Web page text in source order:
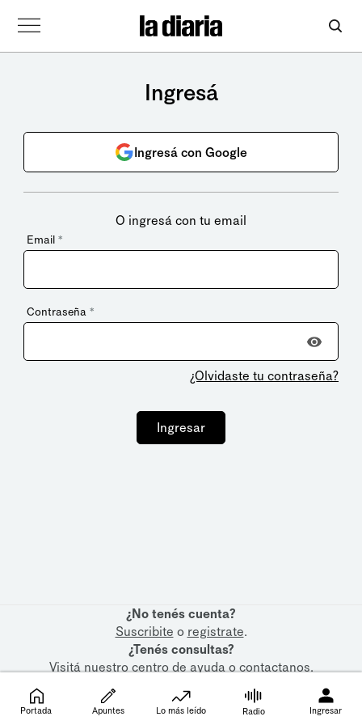
Ingresá
Ingresá con Google
O ingresá con tu email
Email *
Contraseña *
¿Olvidaste tu contraseña?
Ingresar
¿No tenés cuenta?
Suscribite o registrate.
¿Tenés consultas?
Visitá nuestrocentro de ayudaocontactanos.
Portada Apuntes Lo más leído Radio Ingresar